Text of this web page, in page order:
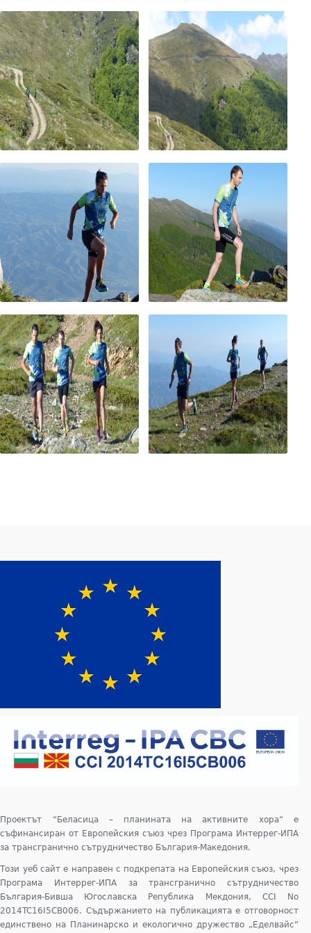
Проектът “Беласица – планината на активните хора“ е
съфинансиран от Европейския съюз чрез Програма Интеррег-ИПА
за трансгранично сътрудничество България-Македония.
Този уеб сайт е направен с подкрепата на Европейския съюз, чрез
Програма Интеррег-ИПА за трансгранично сътрудничество
България-Бивша Югославска Република Мекдония, CCI No
2014TC16I5CB006. Съдържанието на публикацията е отговорност
единствено на Планинарско и екологично дружество „Еделвайс“